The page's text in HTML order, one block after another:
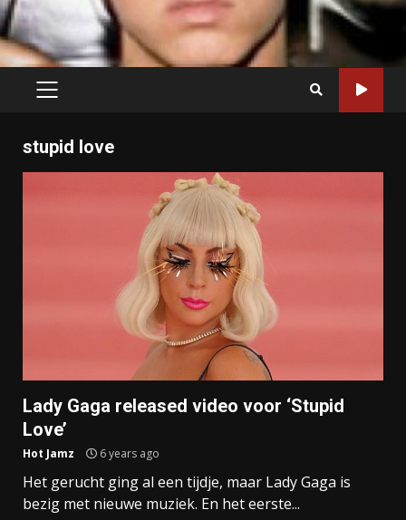
PRIMARY
stupid love
Lady Gaga released video voor ‘Stupid
Love’
Hot Jamz 6 years ago
Het gerucht ging al een tijdje, maar Lady Gaga is
bezig met nieuwe muziek. En het eerste...